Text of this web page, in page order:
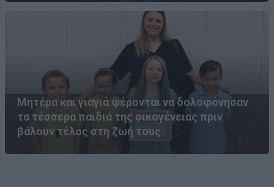
Μητέρα και γιαγιά φέρονται να δολοφόνησαν
τα τέσσερα παιδιά της οικογένειας πριν
βάλουν τέλος στη ζωή τους